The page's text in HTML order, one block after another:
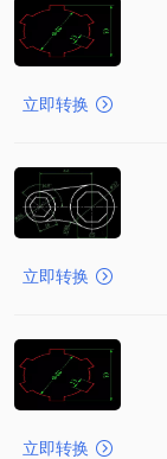
立即转换
立即转换
立即转换